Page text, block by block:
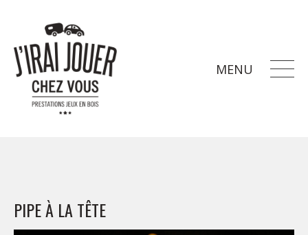
MENU
PIPE À LA TÊTE